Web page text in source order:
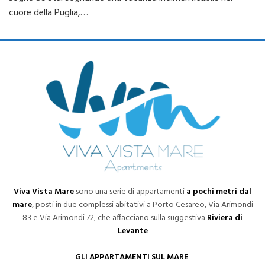
cuore della Puglia,…
Viva Vista Maresono una serie di appartamentia pochi metri dal
mare, posti in due complessi abitativi a Porto Cesareo, Via Arimondi
83 e Via Arimondi 72, che affacciano sulla suggestiva Riviera di
Levante
GLI APPARTAMENTI SUL MARE